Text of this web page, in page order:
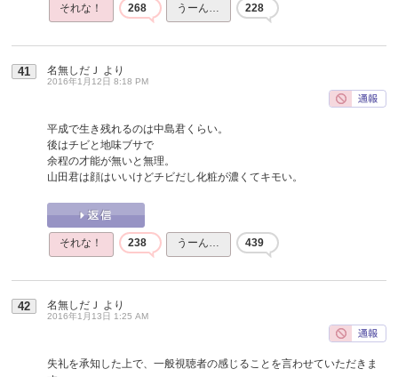
それな！ 268 うーん… 228
41 名無しだＪ より
2016年1月12日 8:18 PM
平成で生き残れるのは中島君くらい。
後はチビと地味ブサで
余程の才能が無いと無理。
山田君は顔はいいけどチビだし化粧が濃くてキモい。
それな！ 238 うーん… 439
42 名無しだＪ より
2016年1月13日 1:25 AM
失礼を承知した上で、一般視聴者の感じることを言わせていただきま